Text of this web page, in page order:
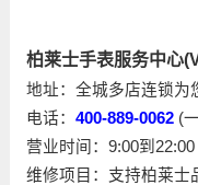
柏莱士手表服务中心
地址：全城多店连锁为
电话： 400-889-0062(
营业时间：9:00到22:00
维修项目：支持柏莱士